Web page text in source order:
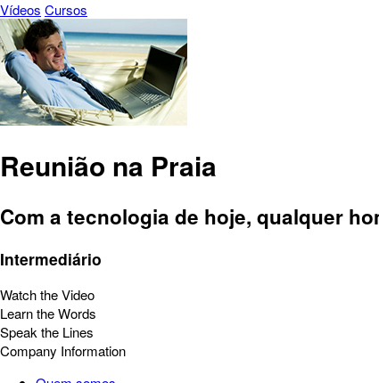
Vídeos Cursos
Reunião na Praia
Com a tecnologia de hoje, qualquer
Intermediário
Watch the Video
Learn the Words
Speak the Lines
Company Information